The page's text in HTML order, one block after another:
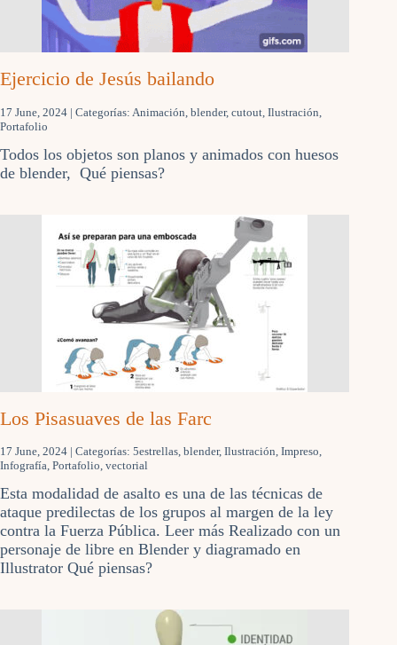
Ejercicio de Jesús bailando
17 June, 2024 | Categorías: Animación blender, cutout Ilustración
Portafolio
Todos los objetos son planos y animados con huesos
de blender, Qué piensas?
Los Pisasuaves de las Farc
17 June, 2024 | Categorías: 5estrellas, blender, Ilustración, Impreso,
Infografía, Portafolio, vectorial
Esta modalidad de asalto es una de las técnicas de
ataque predilectas de los grupos al margen de la ley
contra la Fuerza Pública. Leer más Realizado con un
personaje de libre en Blender y diagramado en
Illustrator Qué piensas?